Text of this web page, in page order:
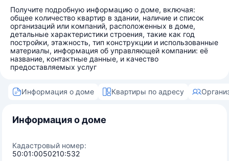
Получите подробную информацию о доме, включая:
общее количество квартир в здании, наличие и список
организаций или компаний, расположенных в доме,
детальные характеристики строения, такие как год
постройки, этажность, тип конструкции и использованные
материалы, информация об управляющей компании: её
название, контактные данные, и качество
предоставляемых услуг
Информация о доме Квартиры по адресу
Информация о доме
Кадастровый номер:
50:01:0050210:532